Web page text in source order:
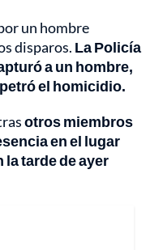
un hombre
disparos. La Policía
a un hombre,
el homicidio.
otros miembros
en el lugar
tarde de ayer